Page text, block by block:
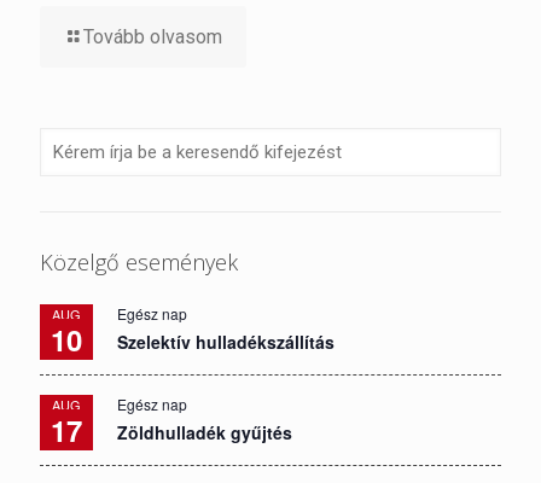
Tovább olvasom
Közelgő események
AUG
10
Egész nap
Szelektív hulladékszállítás
AUG
17
Egész nap
Zöldhulladék gyűjtés